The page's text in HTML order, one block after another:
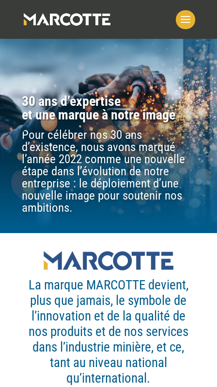
30 ans d’expertise
et une marque à notre image
Pour célébrer nos 30 ans
d’existence, nous avons marqué
l’année 2022 comme une nouvelle
étape dans l’évolution de notre
entreprise : le déploiement d’une
nouvelle image pour soutenir nos
ambitions.
La marque MARCOTTE devient,
plus que jamais, le symbole de
l’innovation et de la qualité de
nos produits et de nos services
dans l’industrie minière, et ce,
tant au niveau national
qu’international.